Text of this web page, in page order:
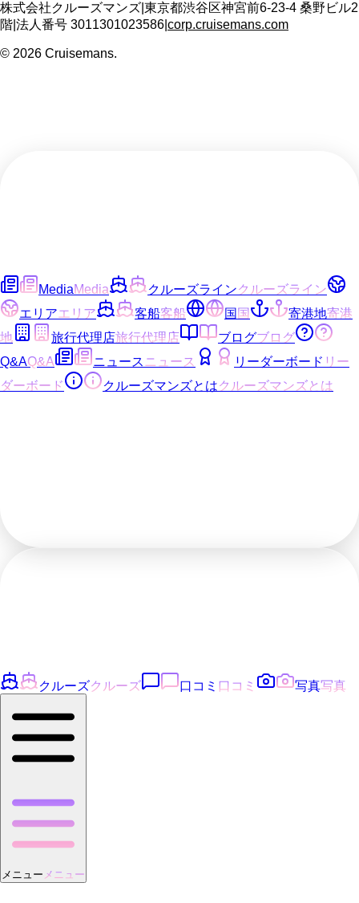
株式会社クルーズマンズ 東京都渋谷区神宮前6-23-4 桑野ビル2
階 法人番号 3011301023586 corp.cruisemans.com
© 2026 Cruisemans.
MediaMedia クルーズラインクルーズライン
エリアエリア 客船客船 国国 寄港地寄港
地
旅行代理店旅行代理店 ブログブログ
Q&AQ&A ニュース ニュース リーダーボード リー
ダーボード
クルーズマンズとはクルーズマンズとは
クルーズクルーズ 口コミ 口コミ 写真写真
メニュー メニュー